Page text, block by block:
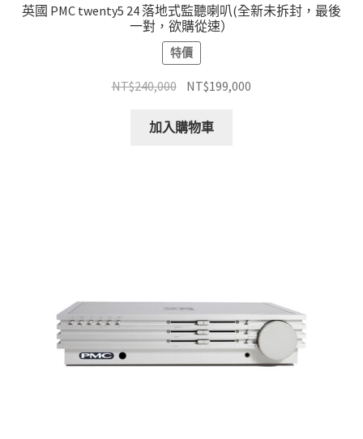
英國 PMC twenty5 24 落地式監聽喇叭(全新未拆封，最後
一對，欲購從速）
特價
NT$240,000 原
價
NT$199,000
加入購物車